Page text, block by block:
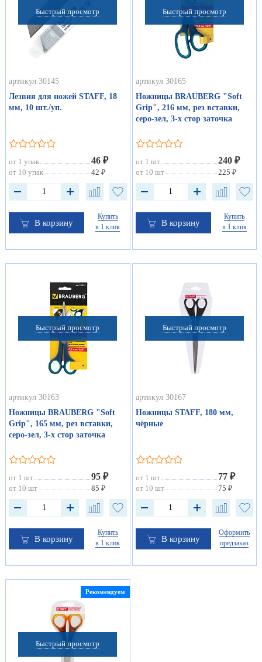
Быстрый просмотр
артикул 30145
Лезвия для ножей STAFF, 18
мм, 10 шт./уп.
от 1 упак 46 ₽
от 10 упак 42 ₽
В корзину
Купить
в 1 клик
Быстрый просмотр
артикул 30165
Ножницы BRAUBERG "Soft
Grip", 216 мм, рез вставки,
серо-зел, 3-х стор заточка
от 1 шт 240 ₽
от 10 шт 225 ₽
В корзину
Купить
в 1 клик
Быстрый просмотр
артикул 30163
Ножницы BRAUBERG "Soft
Grip", 165 мм, рез вставки,
серо-зел, 3-х стор заточка
от 1 шт 95 ₽
от 10 шт 85 ₽
В корзину
Купить
в 1 клик
Быстрый просмотр
артикул 30167
Ножницы STAFF, 180 мм,
чёрные
от 1 шт 77 ₽
от 10 шт 75 ₽
В корзину
Оформить
предзаказ
Быстрый просмотр
Рекомендуем